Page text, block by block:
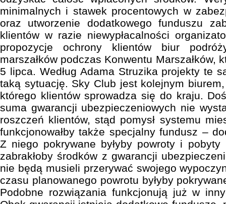
minimalnych i stawek procentowych w
oraz utworzenie dodatkowego funduszu
klientów w razie niewypłacalności
propozycje ochrony klientów biur
marszałków podczas Konwentu Marszałków,
5 lipca. Według Adama Struzika projekty te
taką sytuację. Sky Club jest kolejnym biurem,
którego klientów sprowadza się do kraju.
suma gwarancji ubezpieczeniowych nie
roszczeń klientów, stąd pomysł systemu
funkcjonowałby także specjalny fundusz –
Z niego pokrywane byłyby powroty i
zabrakłoby środków z gwarancji
nie będą musieli przerywać swojego
czasu planowanego powrotu byłyby
Podobne rozwiązania funkcjonują już w